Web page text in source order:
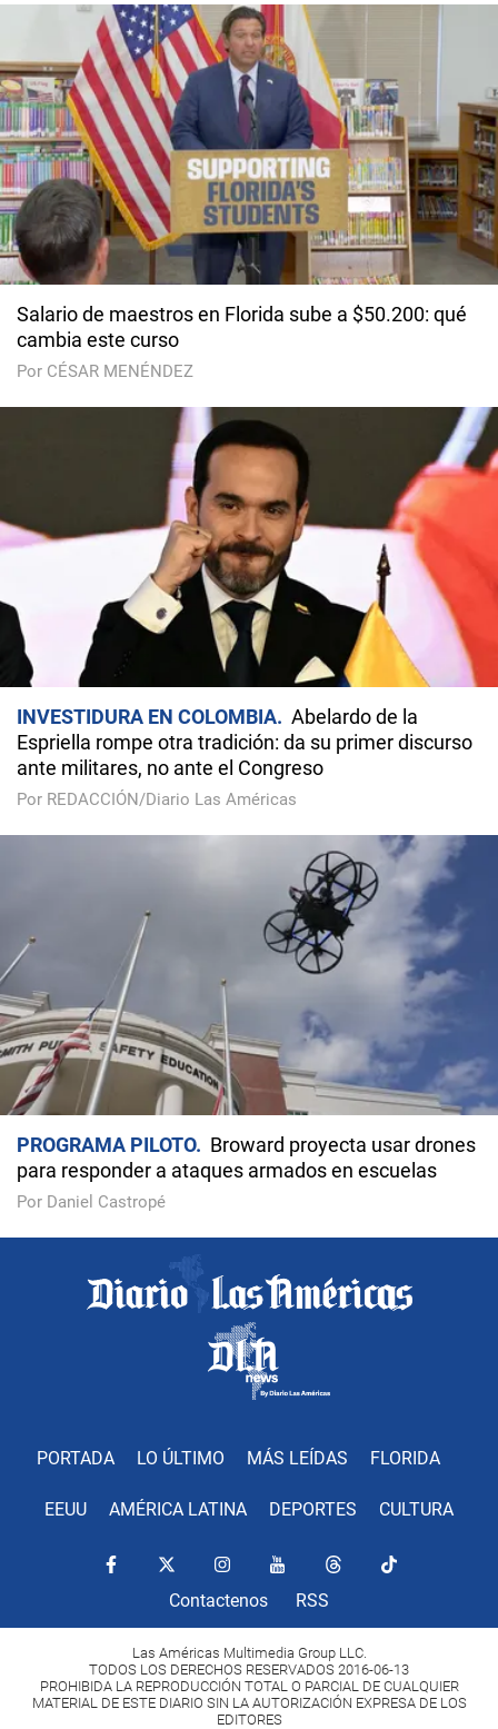
Salario de maestros en Florida sube a $50.200: qué
cambia este curso
Por CÉSAR MENÉNDEZ
INVESTIDURA EN COLOMBIA
Abelardo de la
Espriella rompe otra tradición: da su primer discurso
ante militares, no ante el Congreso
Por REDACCIÓN/Diario Las Américas
PROGRAMA PILOTO
Broward proyecta usar drones
para responder a ataques armados en escuelas
Por Daniel Castropé
PORTADA LO ÚLTIMO MÁS LEÍDAS FLORIDA
EEUU AMÉRICA LATINA DEPORTES CULTURA
Contactenos RSS
Las Américas Multimedia Group LLC.
TODOS LOS DERECHOS RESERVADOS 2016-06-13
PROHIBIDA LA REPRODUCCIÓN TOTAL O PARCIAL DE CUALQUIER
MATERIAL DE ESTE DIARIO SIN LA AUTORIZACIÓN EXPRESA DE LOS
EDITORES